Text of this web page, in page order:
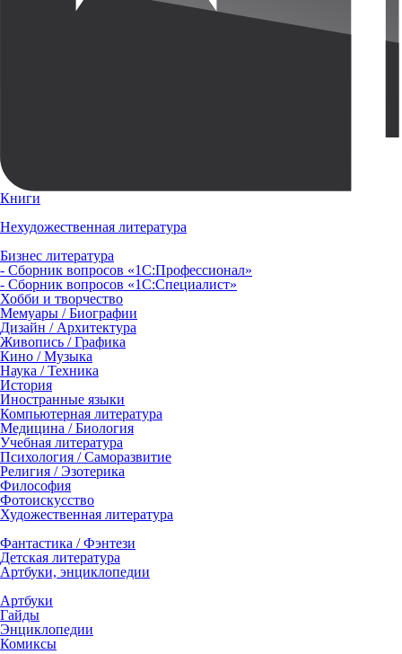
Книги
Нехудожественная литература
Бизнес литература
- Сборник вопросов «1С:Профессионал»
- Сборник вопросов «1С:Специалист»
Хобби и творчество
Мемуары / Биографии
Дизайн / Архитектура
Живопись / Графика
Кино / Музыка
Наука / Техника
История
Иностранные языки
Компьютерная литература
Медицина / Биология
Учебная литература
Психология / Саморазвитие
Религия / Эзотерика
Философия
Фотоискусство
Художественная литература
Фантастика / Фэнтези
Детская литература
Артбуки, энциклопедии
Артбуки
Гайды
Энциклопедии
Комиксы